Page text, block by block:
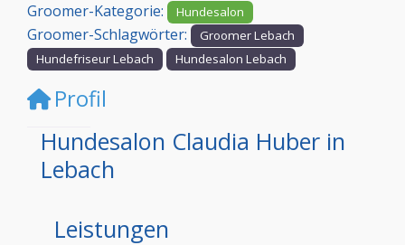
Groomer-Kategorie: Hundesalon
Groomer-Schlagwörter:
Groomer Lebach
Hundefriseur Lebach
Hundesalon Lebach
Profil
Hundesalon Claudia Huber in
Lebach
Leistungen